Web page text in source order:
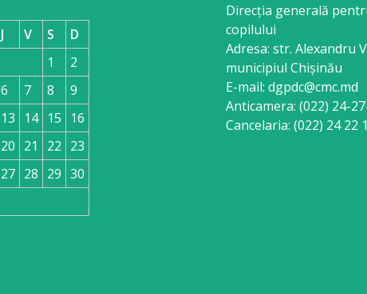
J V S
D
1
2
6 7 8
9
13 14 15
16
20 21 22 23
27 28 29 30
Direcția generală
copilului
Adresa: str. Alexandru
municipiul Chişinău
E-mail: dgpdc@cmc.md
Anticamera: (022) 24-
Cancelaria: (022) 24 22